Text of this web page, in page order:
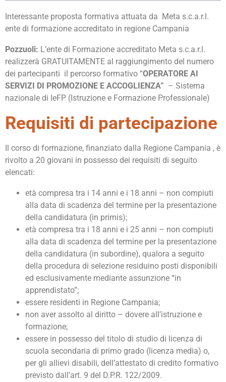
Interessante proposta formativa attuata da Meta s.c.a.r.l.
ente di formazione accreditato in regione Campania
Pozzuoli: L’ente di Formazione accreditato Meta s.c.a.r.l.
realizzerà GRATUITAMENTE al raggiungimento del numero
dei partecipanti il percorso formativo “OPERATORE AI
SERVIZI DI PROMOZIONE E ACCOGLIENZA” – Sistema
nazionale di IeFP (Istruzione e Formazione Professionale)
Requisiti di partecipazione
Il corso di formazione, finanziato dalla Regione Campania , è
rivolto a 20 giovani in possesso dei requisiti di seguito
elencati:
età compresa tra i 14 anni e i 18 anni – non compiuti
alla data di scadenza del termine per la presentazione
della candidatura (in primis);
età compresa tra i 18 anni e i 25 anni – non compiuti
alla data di scadenza del termine per la presentazione
della candidatura (in subordine), qualora a seguito
della procedura di selezione residuino posti disponibili
ed esclusivamente mediante assunzione “in
apprendistato”;
essere residenti in Regione Campania;
non aver assolto al diritto – dovere all’istruzione e
formazione;
essere in possesso del titolo di studio di licenza di
scuola secondaria di primo grado (licenza media) o,
per gli allievi disabili, dell’attestato di credito formativo
previsto dall’art. 9 del D.P.R. 122/2009.